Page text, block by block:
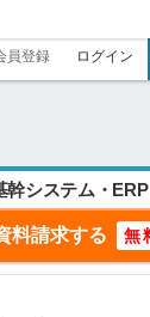
員登録 ログイン
幹システム・ERP
料請求する